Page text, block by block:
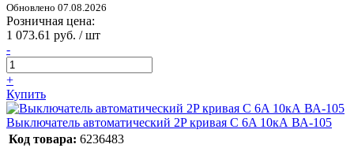
Обновлено 07.08.2026
Розничная цена:
1 073.61 руб. / шт
-
+
Купить
Выключатель автоматический 2P кривая C 6A 10кА ВА-105
Код товара: 6236483